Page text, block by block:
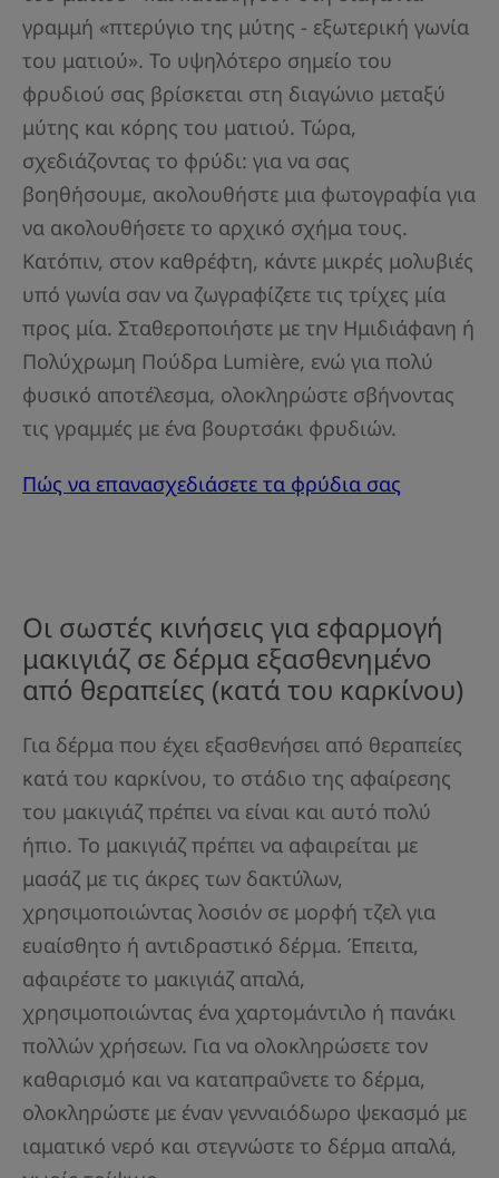
γραμμή «πτερύγιο της μύτης - εξωτερική γωνία
του ματιού». Το υψηλότερο σημείο του
φρυδιού σας βρίσκεται στη διαγώνιο μεταξύ
μύτης και κόρης του ματιού. Τώρα,
σχεδιάζοντας το φρύδι: για να σας
βοηθήσουμε, ακολουθήστε μια φωτογραφία για
να ακολουθήσετε το αρχικό σχήμα τους.
Κατόπιν, στον καθρέφτη, κάντε μικρές μολυβιές
υπό γωνία σαν να ζωγραφίζετε τις τρίχες μία
προς μία. Σταθεροποιήστε με την Ημιδιάφανη ή
Πολύχρωμη Πούδρα Lumière, ενώ για πολύ
φυσικό αποτέλεσμα, ολοκληρώστε σβήνοντας
τις γραμμές με ένα βουρτσάκι φρυδιών.
Πώς να επανασχεδιάσετε τα φρύδια σας
Οι σωστές κινήσεις για εφαρμογή
μακιγιάζ σε δέρμα εξασθενημένο
από θεραπείες (κατά του καρκίνου)
Για δέρμα που έχει εξασθενήσει από θεραπείες
κατά του καρκίνου, το στάδιο της αφαίρεσης
του μακιγιάζ πρέπει να είναι και αυτό πολύ
ήπιο. Το μακιγιάζ πρέπει να αφαιρείται με
μασάζ με τις άκρες των δακτύλων,
χρησιμοποιώντας λοσιόν σε μορφή τζελ για
ευαίσθητο ή αντιδραστικό δέρμα. Έπειτα,
αφαιρέστε το μακιγιάζ απαλά,
χρησιμοποιώντας ένα χαρτομάντιλο ή πανάκι
πολλών χρήσεων. Για να ολοκληρώσετε τον
καθαρισμό και να καταπραΰνετε το δέρμα,
ολοκληρώστε με έναν γενναιόδωρο ψεκασμό με
ιαματικό νερό και στεγνώστε το δέρμα απαλά,